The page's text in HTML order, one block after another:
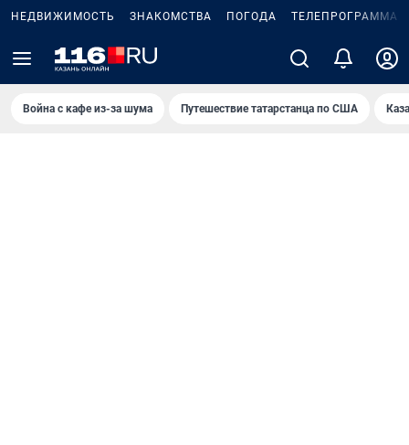
НЕДВИЖИМОСТЬ ЗНАКОМСТВА ПОГОДА ТЕЛЕПРОГРАММА
Война с кафе из-за шума Путешествие татарстанца по США